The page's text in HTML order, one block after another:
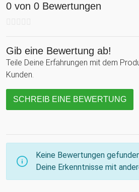
0 von 0 Bewertungen
Gib eine Bewertung ab!
Teile Deine Erfahrungen mit dem
Kunden.
SCHREIB EINE BEWERTUNG
Keine Bewertungen
Deine Erkenntnisse mit